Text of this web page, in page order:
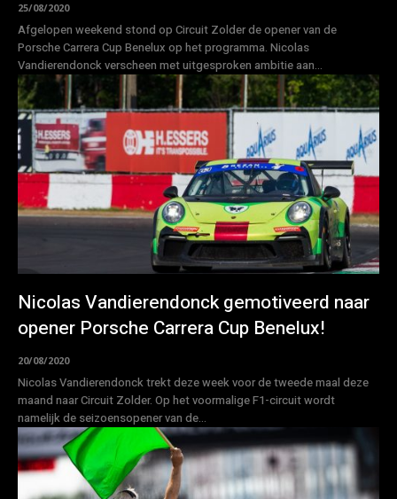
25/08/2020
Afgelopen weekend stond op Circuit Zolder de opener van de
Porsche Carrera Cup Benelux op het programma. Nicolas
Vandierendonck verscheen met uitgesproken ambitie aan...
Nicolas Vandierendonck gemotiveerd naar
opener Porsche Carrera Cup Benelux!
20/08/2020
Nicolas Vandierendonck trekt deze week voor de tweede maal deze
maand naar Circuit Zolder. Op het voormalige F1-circuit wordt
namelijk de seizoensopener van de...